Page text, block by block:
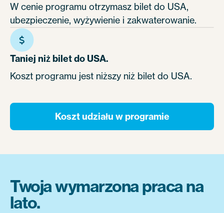
W cenie programu otrzymasz bilet do USA,
ubezpieczenie, wyżywienie i zakwaterowanie.
Taniej niż bilet do USA.
Koszt programu jest niższy niż bilet do USA.
Koszt udziału w programie
Twoja wymarzona praca na
lato.